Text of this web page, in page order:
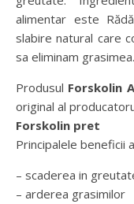
alimentar este
slabire natural care
sa eliminam grasimea.
Produsul Forskolin
original al
Forskolin pret
Principalele beneficii
– scaderea in
– arderea grasimilor